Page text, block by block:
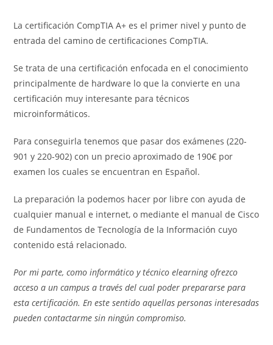
La certificación CompTIA A+ es el primer nivel y punto de
entrada del camino de certificaciones CompTIA.
Se trata de una certificación enfocada en el conocimiento
principalmente de hardware lo que la convierte en una
certificación muy interesante para técnicos
microinformáticos.
Para conseguirla tenemos que pasar dos exámenes (220-
901 y 220-902) con un precio aproximado de 190€ por
examen los cuales se encuentran en Español.
La preparación la podemos hacer por libre con ayuda de
cualquier manual e internet, o mediante el manual de Cisco
de Fundamentos de Tecnología de la Información cuyo
contenido está relacionado.
Por mi parte, como informático y técnico elearning ofrezco
acceso a un campus a través del cual poder prepararse para
esta certificación. En este sentido aquellas personas interesadas
pueden contactarme sin ningún compromiso.